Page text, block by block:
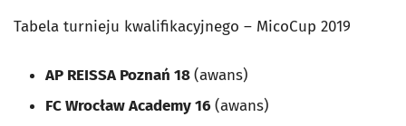
Tabela turnieju kwalifikacyjnego – MicoCup 2019
AP REISSA Poznań 18(awans)
FC Wrocław Academy 16(awans)